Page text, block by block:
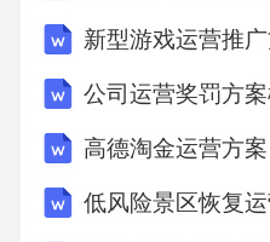
纳3000人同时就餐）、
等。设备购置：购置
台、高纯铝电解精炼炉
台、阳极焙烧炉12台、
新型游戏运营推
公司运营奖罚方
高德淘金运营方案
低风险景区恢复